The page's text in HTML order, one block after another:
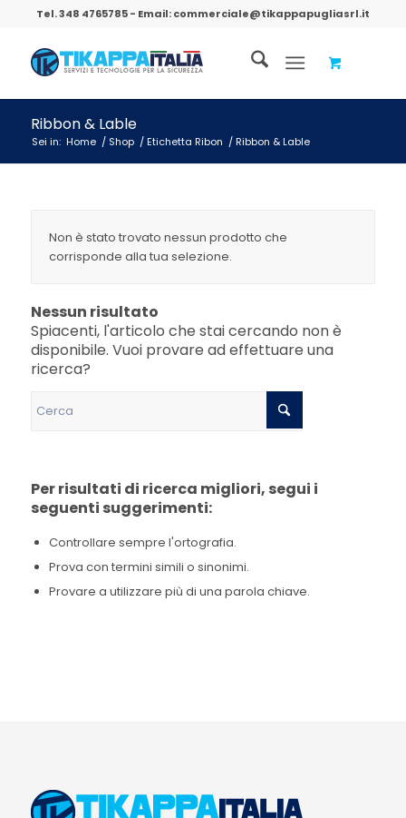
Tel.348 4765785- Email:commerciale@tikappapugliasrl.it
Ribbon & Lable
Sei in: Home / Shop / Etichetta Ribon / Ribbon & Lable
Non è stato trovato nessun prodotto che
corrisponde alla tua selezione.
Nessun risultato
Spiacenti, l'articolo che stai cercando non è
disponibile. Vuoi provare ad effettuare una
ricerca?
Per risultati di ricerca migliori, segui i
seguenti suggerimenti:
Controllare sempre l'ortografia.
Prova con termini simili o sinonimi.
Provare a utilizzare più di una parola chiave.